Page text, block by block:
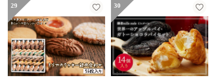
29 30